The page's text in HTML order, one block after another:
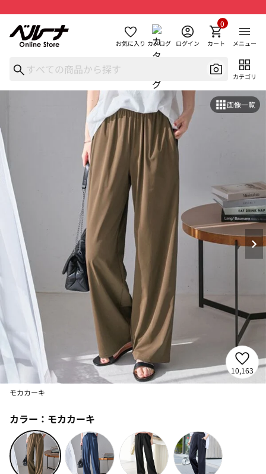
お気に入り カタログ ログイン カート
0
メニュー
カテゴリ
画像一覧
10,163
モカカーキ
カラー： モカカーキ